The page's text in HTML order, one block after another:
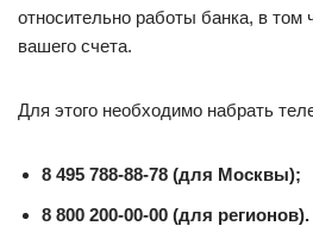
относительно работы банка, в том
вашего счета.
Для этого необходимо набрать
8 495 788-88-78 (для Москвы);
8 800 200-00-00 (для регионов).